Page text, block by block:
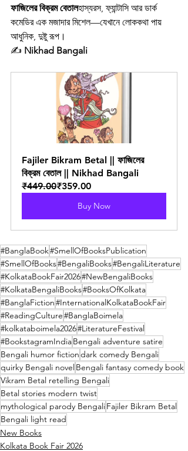
ফাজিলের বিক্রম বেতালহাস্যরস, ফ্যান্টাসি আর ডার্ক
কমেডির এক মজাদার মিশেল—যেখানে লোককথা পায়
আধুনিক, দুষ্টু রূপ।
✍️ Nikhad Bangali
Fajiler Bikram Betal || ফাজিলের
বিক্রম বেতাল || Nikhad Bangali
₹449.00₹359.00
Buy Now
#BanglaBook#SmellOfBooksPublication
#SmellOfBooks#BengaliBooks#BengaliLiterature
#KolkataBookFair2026#NewBengaliBooks
#KolkataBengaliBooks#BooksOfKolkata
#BanglaFiction#InternationalKolkataBookFair
#ReadingCulture#BanglaBoimela
#kolkataboimela2026#LiteratureFestival
#BookstagramIndiaBengali adventure satire
Bengali humor fictiondark comedy Bengali
quirky Bengali novelBengali fantasy comedy book
Vikram Betal retelling Bengali
Betal stories modern twist
mythological parody BengaliFajiler Bikram Betal
Bengali light read
New Books
Kolkata Book Fair 2026